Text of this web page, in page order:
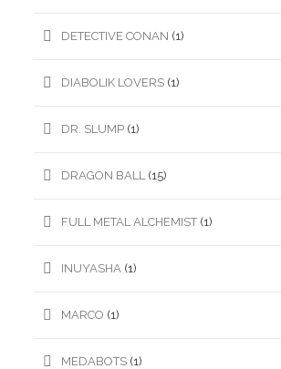
DETECTIVE CONAN (1)
DIABOLIK LOVERS (1)
DR. SLUMP (1)
DRAGON BALL (15)
FULL METAL ALCHEMIST (1)
INUYASHA (1)
MARCO (1)
MEDABOTS (1)